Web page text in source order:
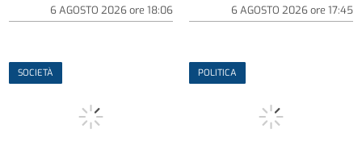
6 AGOSTO 2026ore 18:06 6 AGOSTO 2026ore 17:45
SOCIETÀ POLITICA